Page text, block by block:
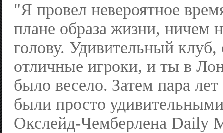
"Я провел невероятное
плане образа жизни, ничем
голову. Удивительный клуб,
отличные игроки, и ты в
было весело. Затем пара
были просто
Окслейд-Чемберлена Daily